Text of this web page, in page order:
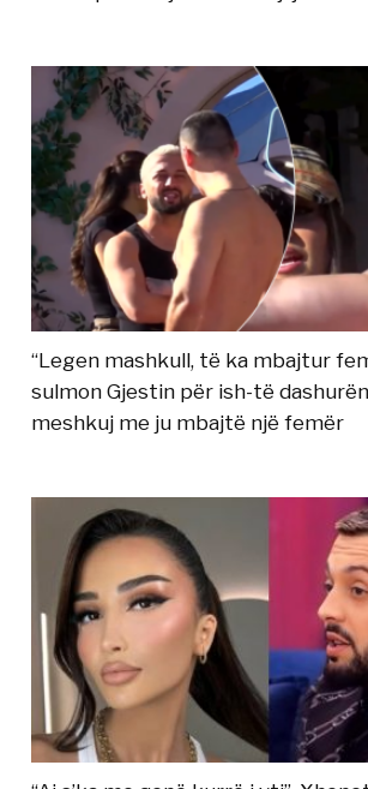
“Legen mashkull, të ka mbajtur
sulmon Gjestin për ish-të
meshkuj me ju mbajtë një femër